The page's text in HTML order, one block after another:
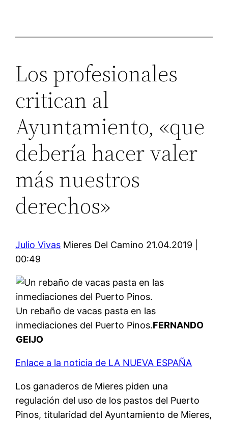
Los profesionales
critican al
Ayuntamiento, «que
debería hacer valer
más nuestros
derechos»
Julio Vivas Mieres Del Camino 21.04.2019 |
00:49
Un rebaño de vacas pasta en las
inmediaciones del Puerto Pinos.FERNANDO
GEIJO
Enlace a la noticia de LA NUEVA ESPAÑA
Los ganaderos de Mieres piden una
regulación del uso de los pastos del Puerto
Pinos, titularidad del Ayuntamiento de Mieres,